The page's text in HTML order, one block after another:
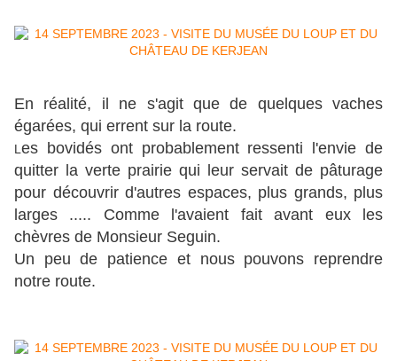
En réalité, il ne s'agit que de quelques vaches
égarées, qui errent sur la route.
L es bovidés ont probablement ressenti l'envie de
quitter la verte prairie qui leur servait de pâturage
pour découvrir d'autres espaces, plus grands, plus
larges ..... Comme l'avaient fait avant eux les
chèvres de Monsieur Seguin.
Un peu de patience et nous pouvons reprendre
notre route.